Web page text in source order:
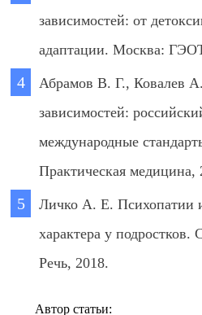
зависимостей: от
адаптации. Москва:
Абрамов В. Г., Ковалев
зависимостей:
международные
Практическая медицина,
Личко А. Е. Психопатии
характера у подростков.
Речь, 2018.
Автор статьи: